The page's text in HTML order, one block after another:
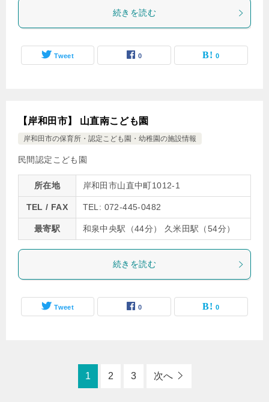
続きを読む
Tweet 0 0
【岸和田市】 山直南こども園
岸和田市の保育所・認定こども園・幼稚園の施設情報
民間認定こども園
所在地 岸和田市山直中町1012-1
TEL / FAX TEL: 072-445-0482
最寄駅 和泉中央駅（44分） 久米田駅（54分）
続きを読む
Tweet 0 0
1 2 3 次へ